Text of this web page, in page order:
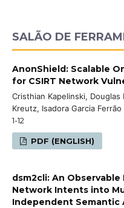
SALÃO DE
AnonShield: Scalable
for CSIRT Network
Cristhian Kapelinski,
Kreutz, Isadora Garcia Ferrão
1-12
PDF (ENGLISH)
dsm2cli: An
Network Intents into
Independent Semantic